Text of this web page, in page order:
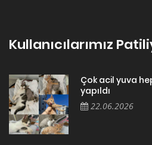
Kullanıcılarımız
Çok acil yuva
yapıldı
22.06.2026